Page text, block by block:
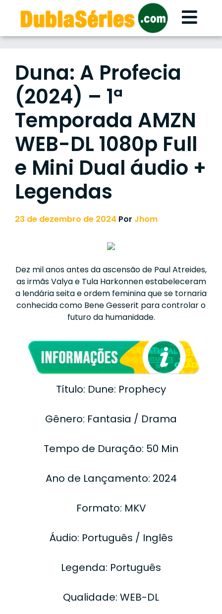
content
Duna: A Profecia
(2024) – 1ª
Temporada AMZN
WEB-DL 1080p Full
e Mini Dual áudio +
Legendas
23 de dezembro de 2024 Por Jhom
Dez mil anos antes da ascensão de Paul Atreides,
as irmãs Valya e Tula Harkonnen estabeleceram
a lendária seita e ordem feminina que se tornaria
conhecida como Bene Gesserit para controlar o
futuro da humanidade.
Título: Dune: Prophecy
Gênero: Fantasia / Drama
Tempo de Duração: 50 Min
Ano de Lançamento: 2024
Formato: MKV
Áudio: Português / Inglês
Legenda: Português
Qualidade: WEB-DL